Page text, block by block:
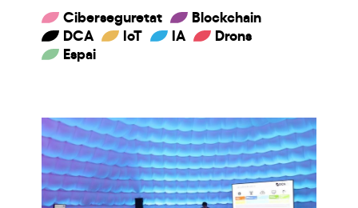
Ciberseguretat
Blockchain
DCA
IoT IA
Drons
Espai